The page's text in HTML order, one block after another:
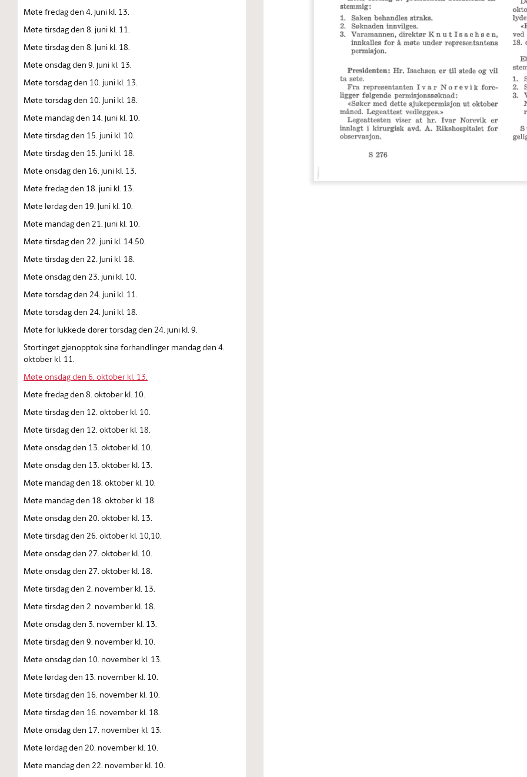
Møte fredag den 4. juni kl. 13.
Møte tirsdag den 8. juni kl. 11.
Møte tirsdag den 8. juni kl. 18.
Møte onsdag den 9. juni kl. 13.
Møte torsdag den 10. juni kl. 13.
Møte torsdag den 10. juni kl. 18.
Møte mandag den 14. juni kl. 10.
Møte tirsdag den 15. juni kl. 10.
Møte tirsdag den 15. juni kl. 18.
Møte onsdag den 16. juni kl. 13.
Møte fredag den 18. juni kl. 13.
Møte lørdag den 19. juni kl. 10.
Møte mandag den 21. juni kl. 10.
Møte tirsdag den 22. juni kl. 14.50.
Møte tirsdag den 22. juni kl. 18.
Møte onsdag den 23. juni kl. 10.
Møte torsdag den 24. juni kl. 11.
Møte torsdag den 24. juni kl. 18.
Møte for lukkede dører torsdag den 24. juni kl. 9.
Stortinget gjenopptok sine forhandlinger mandag den 4.
oktober kl. 11.
Møte onsdag den 6. oktober kl. 13.
Møte fredag den 8. oktober kl. 10.
Møte tirsdag den 12. oktober kl. 10.
Møte tirsdag den 12. oktober kl. 18.
Møte onsdag den 13. oktober kl. 10.
Møte onsdag den 13. oktober kl. 13.
Møte mandag den 18. oktober kl. 10.
Møte mandag den 18. oktober kl. 18.
Møte onsdag den 20. oktober kl. 13.
Møte tirsdag den 26. oktober kl. 10,10.
Møte onsdag den 27. oktober kl. 10.
Møte onsdag den 27. oktober kl. 18.
Møte tirsdag den 2. november kl. 13.
Møte tirsdag den 2. november kl. 18.
Møte onsdag den 3. november kl. 13.
Møte tirsdag den 9. november kl. 10.
Møte onsdag den 10. november kl. 13.
Møte lørdag den 13. november kl. 10.
Møte tirsdag den 16. november kl. 10.
Møte tirsdag den 16. november kl. 18.
Møte onsdag den 17. november kl. 13.
Møte lørdag den 20. november kl. 10.
Møte mandag den 22. november kl. 10.